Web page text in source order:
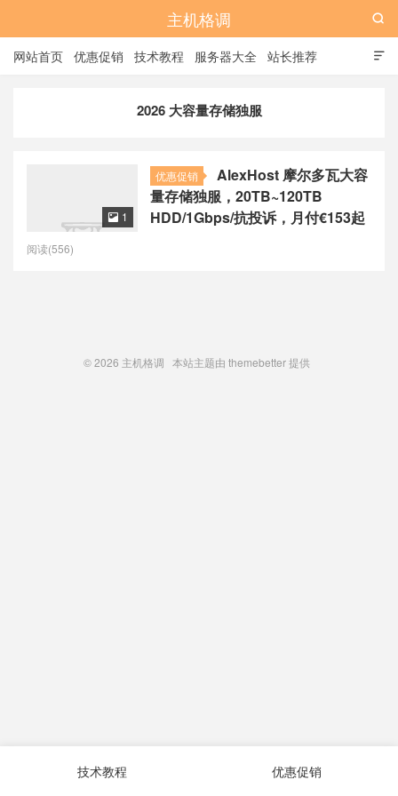
主机格调

网站首页 优惠促销 技术教程 服务器大全 站长推荐

2026 大容量存储独服
优惠促销
AlexHost 摩尔多瓦大容
量存储独服，20TB~120TB
HDD/1Gbps/抗投诉，月付€153起
 1
阅读(556)
© 2026 主机格调 本站主题由 themebetter提供
技术教程 优惠促销